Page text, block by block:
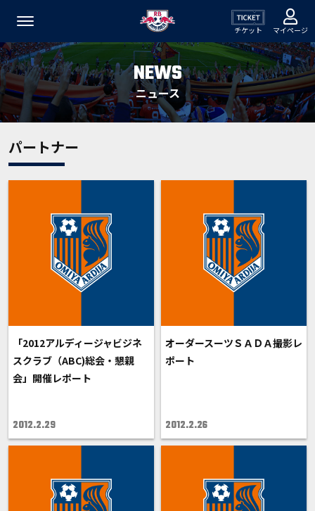
チケット マイページ
NEWS
ニュース
パートナー
「2012アルディージャビジネ
スクラブ（ABC)総会・懇親
会」開催レポート
2012.2.29
オーダースーツＳＡＤＡ撮影レ
ポート
2012.2.26